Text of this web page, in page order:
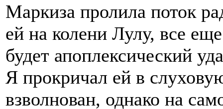
Маркиза пролила поток
ей на колени Лулу, все
будет апоплексический
Я прокричал ей в
взволнован, однако на